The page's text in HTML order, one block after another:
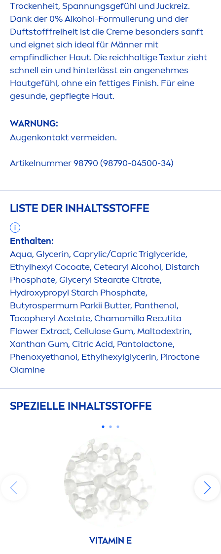
Trockenheit, Spannungsgefühl und Juckreiz.
Dank der 0% Alkohol-Formulierung und der
Duftstofffreiheit ist die Creme besonders sanft
und eignet sich ideal für Männer mit
empfindlicher Haut. Die reichhaltige Textur zieht
schnell ein und hinterlässt ein angenehmes
Hautgefühl, ohne ein fettiges Finish. Für eine
gesunde, gepflegte Haut.
WARNUNG:
Augenkontakt vermeiden.
Artikelnummer 98790 (98790-04500-34)
LISTE DER INHALTSSTOFFE
Enthalten:
Aqua, Glycerin, Caprylic/Capric Triglyceride,
Ethylhexyl Cocoate, Cetearyl Alcohol, Distarch
Phosphate, Glyceryl Stearate Citrate,
Hydroxypropyl Starch Phosphate,
Butyrospermum Parkii Butter, Panthenol,
Tocopheryl Acetate, Chamomilla Recutita
Flower Extract, Cellulose Gum, Maltodextrin,
Xanthan Gum, Citric Acid, Pantolactone,
Phenoxyethanol, Ethylhexylglycerin, Piroctone
Olamine
SPEZIELLE INHALTSSTOFFE
VITAMIN E